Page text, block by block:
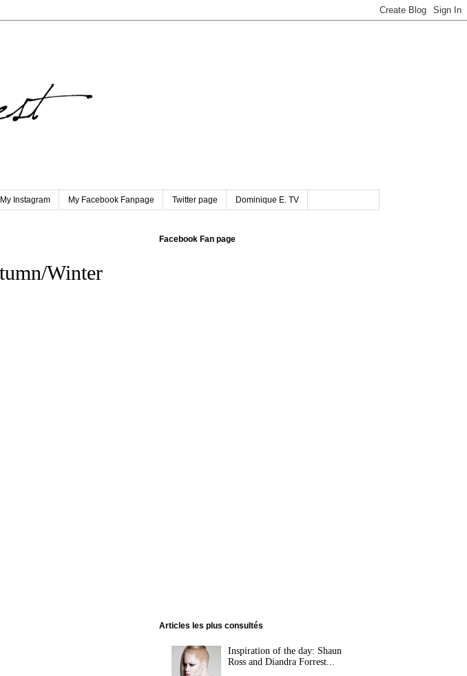
My Instagram My Facebook Fanpage Twitter page Dominique E. TV
Winter
Facebook Fan page
Articles les plus consultés
Inspiration of the day: Shaun
Ross and Diandra Forrest...